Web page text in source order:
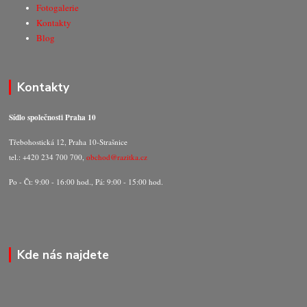
Fotogalerie
Kontakty
Blog
Kontakty
Sídlo společnosti Praha 10
Třebohostická 12, Praha 10-Strašnice
tel.: +420 234 700 700,obchod@razitka.cz
Po - Čt: 9:00 - 16:00 hod., Pá: 9:00 - 15:00 hod.
Kde nás najdete